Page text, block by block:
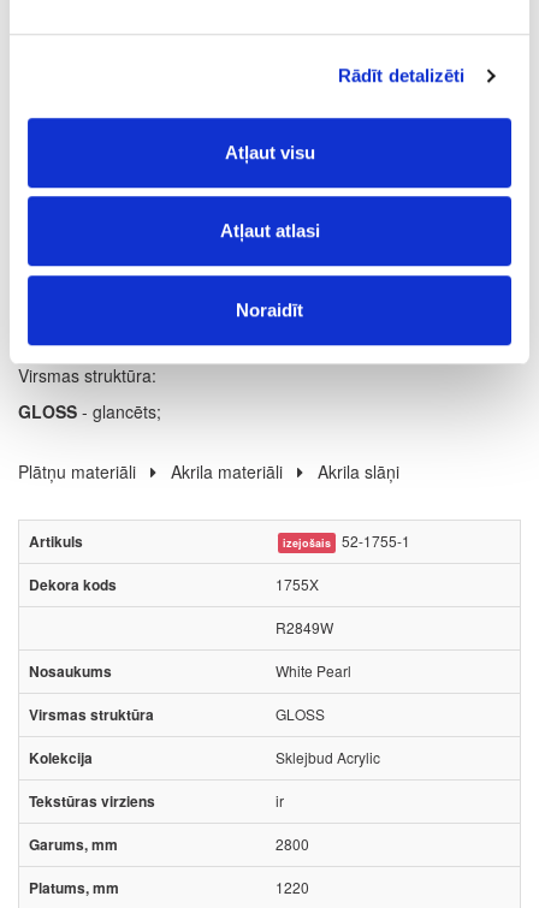
Rādīt detalizēti
Atļaut visu
Atļaut atlasi
Noraidīt
1.2
m
1.724
Virsmas struktūra:
GLOSS - glancēts;
Plātņu materiāli Akrila materiāli Akrila slāņi
izejošais 52-1755-1
1755X
R2849W
White Pearl
GLOSS
Sklejbud Acrylic
ir
2800
1220